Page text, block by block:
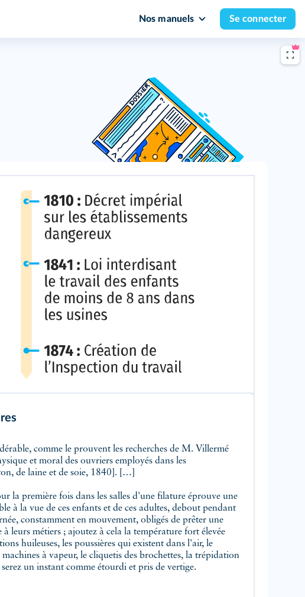
Nos manuels Se connecter
comme le prouvent les recherches de M. Villermé
et moral des ouvriers employés dans les
de laine et de soie, 1840]. […]
la première fois dans les salles d'une filature éprouve une
à la vue de ces enfants et de ces adultes, debout pendant
constamment en mouvement, obligés de prêter une
leurs métiers ; ajoutez à cela la température fort élevée
huileuses, les poussières qui existent dans l'air, le
à vapeur, le cliquetis des brochettes, la trépidation
un instant comme étourdi et pris de vertige.